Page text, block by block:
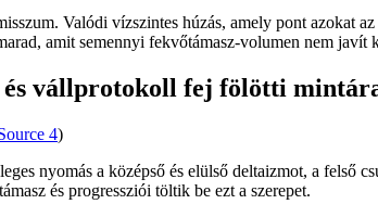
Valódi vízszintes húzás, amely pont azokat
amit semennyi fekvőtámasz-volumen nem javít
és vállprotokoll fej fölötti
4)
nyomás a középső és elülső deltaizmot, a felső
és progressziói töltik be ezt a szerepet.